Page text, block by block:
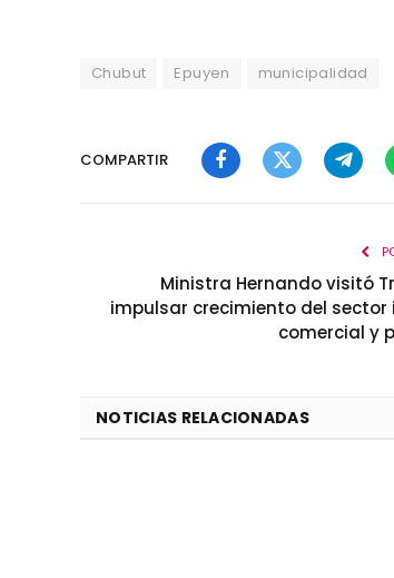
Chubut Epuyen municipalidad
COMPARTIR
FacebookTwitter
Ministra Hernando visitó
impulsar crecimiento del
comercial y
NOTICIAS RELACIONADAS